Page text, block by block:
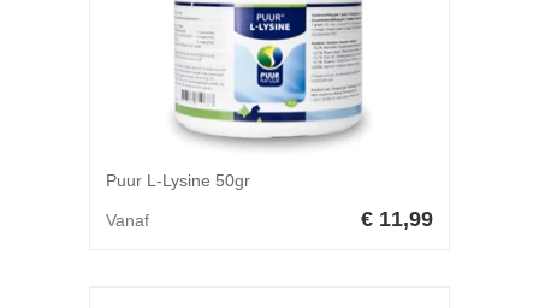
Puur L-Lysine 50gr
Vanaf € 11,99